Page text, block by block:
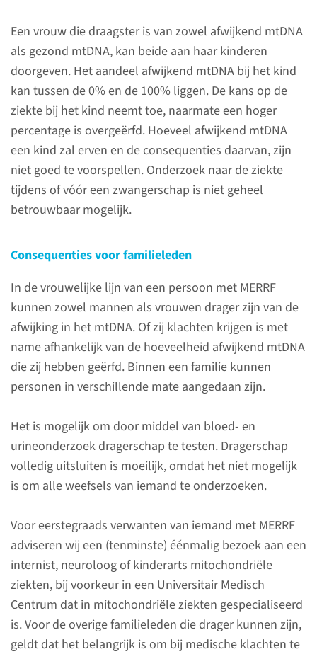
Een vrouw die draagster is van zowel afwijkend mtDNA
als gezond mtDNA, kan beide aan haar kinderen
doorgeven. Het aandeel afwijkend mtDNA bij het kind
kan tussen de 0% en de 100% liggen. De kans op de
ziekte bij het kind neemt toe, naarmate een hoger
percentage is overgeërfd. Hoeveel afwijkend mtDNA
een kind zal erven en de consequenties daarvan, zijn
niet goed te voorspellen. Onderzoek naar de ziekte
tijdens of vóór een zwangerschap is niet geheel
betrouwbaar mogelijk.
Consequenties voor familieleden
In de vrouwelijke lijn van een persoon met MERRF
kunnen zowel mannen als vrouwen drager zijn van de
afwijking in het mtDNA. Of zij klachten krijgen is met
name afhankelijk van de hoeveelheid afwijkend mtDNA
die zij hebben geërfd. Binnen een familie kunnen
personen in verschillende mate aangedaan zijn.
Het is mogelijk om door middel van bloed- en
urineonderzoek dragerschap te testen. Dragerschap
volledig uitsluiten is moeilijk, omdat het niet mogelijk
is om alle weefsels van iemand te onderzoeken.
Voor eerstegraads verwanten van iemand met MERRF
adviseren wij een (tenminste) éénmalig bezoek aan een
internist, neuroloog of kinderarts mitochondriële
ziekten, bij voorkeur in een Universitair Medisch
Centrum dat in mitochondriële ziekten gespecialiseerd
is. Voor de overige familieleden die drager kunnen zijn,
geldt dat het belangrijk is om bij medische klachten te
bijna elke cellen waaruit ons
lichaam is opgebouwd. Een
belangrijke functie van
mitochondriën is het maken
van energie; het zijn de
'energiefabrieken' van de cel.
Als die niet goed
werken ontstaan vaak
problemen met organen of
weefsels die veel energie nodig
hebben.
Contact
(024) 361 65 04
Afspraak maken
Op verwijzing van uw huisarts
of een specialist kunt u een
afspraak maken.